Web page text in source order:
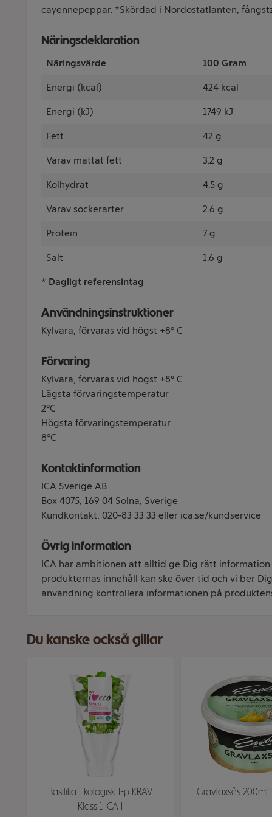
cayennepeppar. *Skördad i Nordostatlanten,
Näringsdeklaration
Näringsvärde 100 Gram
Energi (kcal) 424 kcal
Energi (kJ) 1749 kJ
Fett 42 g
Varav mättat fett 3.2 g
Kolhydrat 4.5 g
Varav sockerarter 2.6 g
Protein 7 g
Salt 1.6 g
* Dagligt referensintag
Användningsinstruktioner
Kylvara, förvaras vid högst +8° C
Förvaring
Kylvara, förvaras vid högst +8° C
Lägsta förvaringstemperatur
2°C
Högsta förvaringstemperatur
8°C
Kontaktinformation
ICA Sverige AB
Box 4075, 169 04 Solna, Sverige
Kundkontakt: 020-83 33 33 eller ica.se/kundservice
Övrig information
ICA har ambitionen att alltid ge Dig rätt
produkternas innehåll kan ske över tid och vi ber
användning kontrollera informationen på
Du kanske också gillar
Basilika Ekologisk 1-p KRAV
Klass 1 ICA I
Gravlaxsås 200ml